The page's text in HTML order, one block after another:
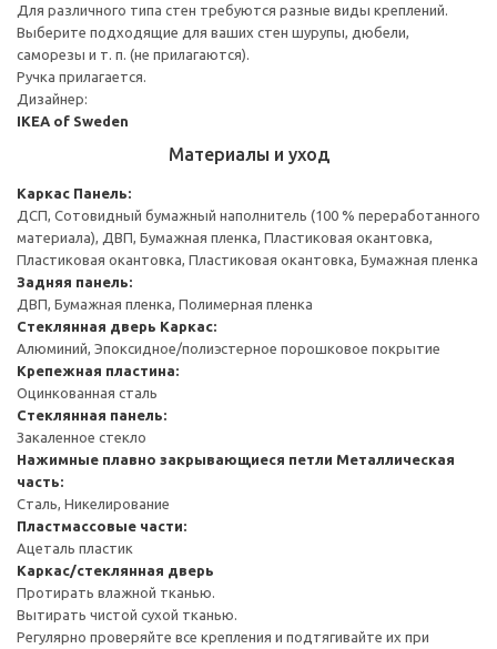
Для различного типа стен требуются разные виды креплений.
Выберите подходящие для ваших стен шурупы, дюбели,
саморезы и т. п. (не прилагаются).
Ручка прилагается.
Дизайнер:
IKEA of Sweden
Материалы и уход
Каркас Панель:
ДСП, Сотовидный бумажный наполнитель (100 % переработанного
материала), ДВП, Бумажная пленка, Пластиковая окантовка,
Пластиковая окантовка, Пластиковая окантовка, Бумажная пленка
Задняя панель:
ДВП, Бумажная пленка, Полимерная пленка
Стеклянная дверь Каркас:
Алюминий, Эпоксидное/полиэстерное порошковое покрытие
Крепежная пластина:
Оцинкованная сталь
Стеклянная панель:
Закаленное стекло
Нажимные плавно закрывающиеся петли Металлическая
часть:
Сталь, Никелирование
Пластмассовые части:
Ацеталь пластик
Каркас/стеклянная дверь
Протирать влажной тканью.
Вытирать чистой сухой тканью.
Регулярно проверяйте все крепления и подтягивайте их при